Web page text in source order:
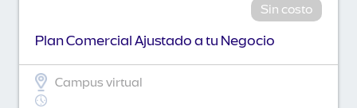
Sin costo
Plan Comercial Ajustado a tu Negocio
Campus virtual